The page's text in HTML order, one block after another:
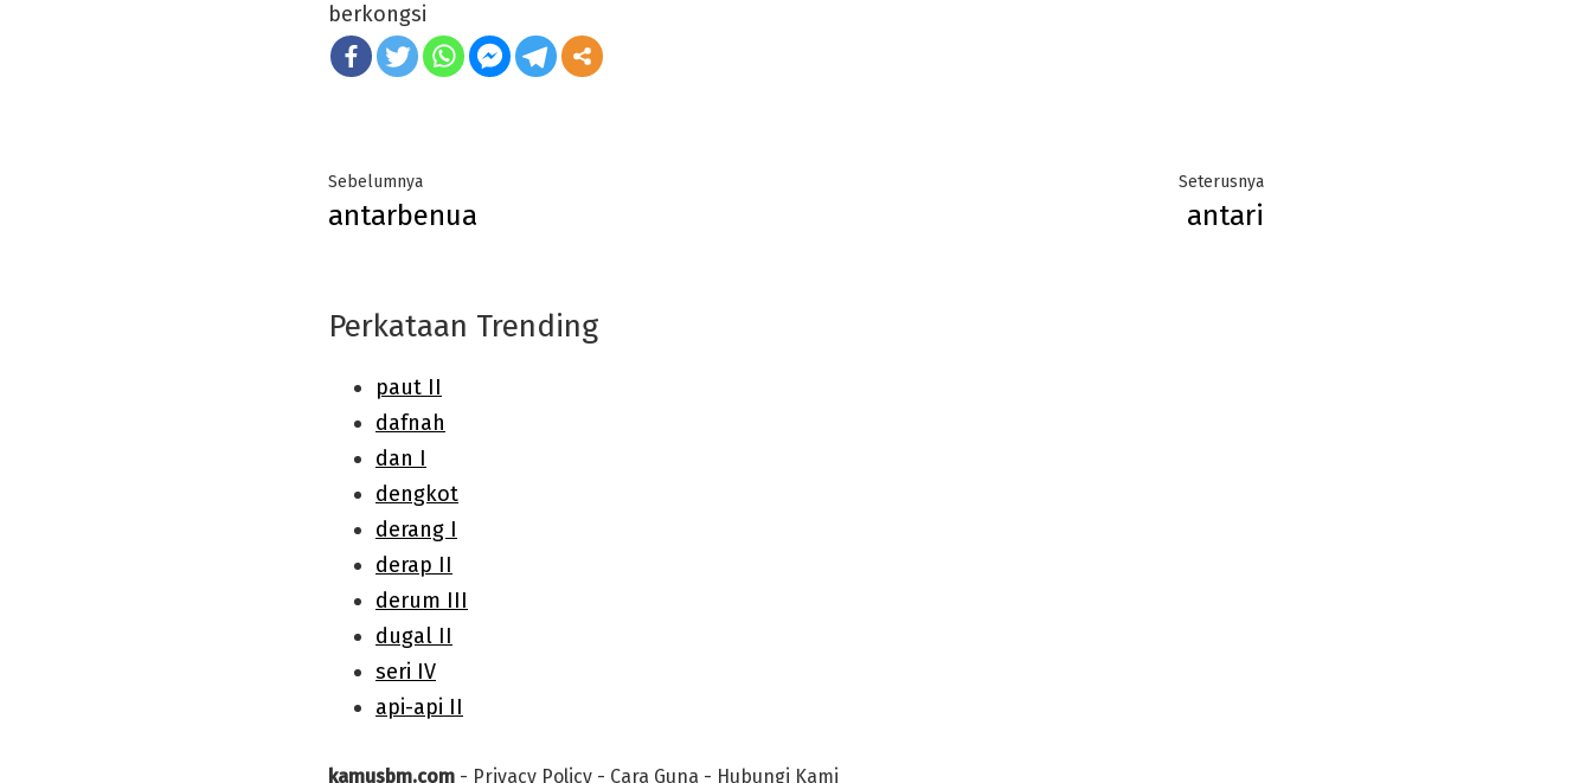
berkongsi
Post
navigation
SebelumnyaPrevious
post:
antarbenua
SeterusnyaNext
antari
Perkataan Trending
kamusbm.com - Privacy Policy - Cara Guna - Hubungi Kami